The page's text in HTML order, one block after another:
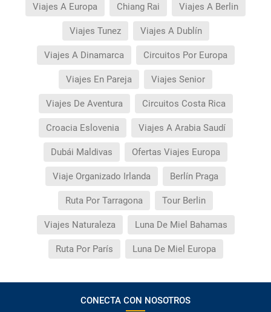
Viajes A Europa Chiang Rai Viajes A Berlin
Viajes Tunez Viajes A Dublín
Viajes A Dinamarca Circuitos Por Europa
Viajes En Pareja Viajes Senior
Viajes De Aventura Circuitos Costa Rica
Croacia Eslovenia Viajes A Arabia Saudí
Dubái Maldivas Ofertas Viajes Europa
Viaje Organizado Irlanda Berlín Praga
Ruta Por Tarragona Tour Berlin
Viajes Naturaleza Luna De Miel Bahamas
Ruta Por París Luna De Miel Europa
CONECTA CON NOSOTROS